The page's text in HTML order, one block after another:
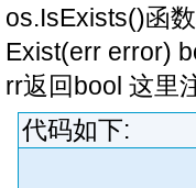
os.IsExists()函
Exist(err error)
rr返回bool 这里
代码如下: